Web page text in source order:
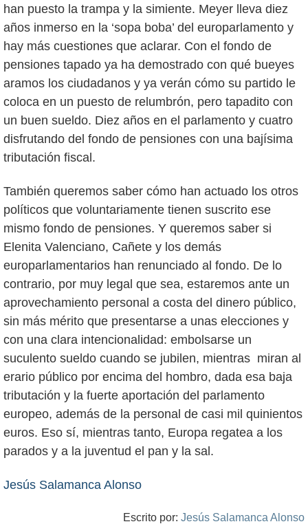
han puesto la trampa y la simiente. Meyer lleva diez
años inmerso en la ‘sopa boba’ del europarlamento y
hay más cuestiones que aclarar. Con el fondo de
pensiones tapado ya ha demostrado con qué bueyes
aramos los ciudadanos y ya verán cómo su partido le
coloca en un puesto de relumbrón, pero tapadito con
un buen sueldo. Diez años en el parlamento y cuatro
disfrutando del fondo de pensiones con una bajísima
tributación fiscal.
También queremos saber cómo han actuado los otros
políticos que voluntariamente tienen suscrito ese
mismo fondo de pensiones. Y queremos saber si
Elenita Valenciano, Cañete y los demás
europarlamentarios han renunciado al fondo. De lo
contrario, por muy legal que sea, estaremos ante un
aprovechamiento personal a costa del dinero público,
sin más mérito que presentarse a unas elecciones y
con una clara intencionalidad: embolsarse un
suculento sueldo cuando se jubilen, mientras miran al
erario público por encima del hombro, dada esa baja
tributación y la fuerte aportación del parlamento
europeo, además de la personal de casi mil quinientos
euros. Eso sí, mientras tanto, Europa regatea a los
parados y a la juventud el pan y la sal.
Jesús Salamanca Alonso
Escrito por: Jesús Salamanca Alonso